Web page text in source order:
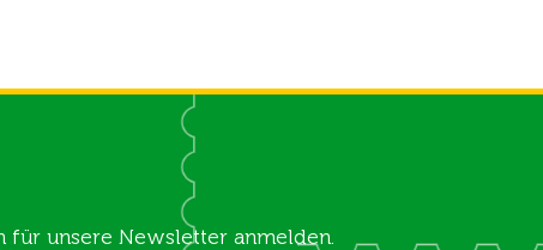
unsere Newsletter anmelden.